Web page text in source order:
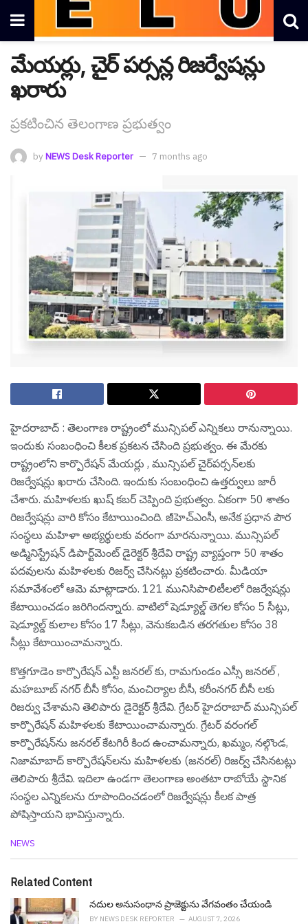
మేయ‌ర్లు, చైర్ ప‌ర్స‌న్ల రిజ‌ర్వేష‌న్లు
ఖ‌రారు
ప్ర‌క‌టించిన తెలంగాణ ప్ర‌భుత్వం
by NEWS Desk Reporter 7 months ago
హైద‌రాబాద్ : తెలంగాణ రాష్ట్రంలో మున్సిప‌ల్ ఎన్నిక‌లు రానున్నాయి.
ఇందుకు సంబంధించి కీల‌క ప్ర‌క‌ట‌న చేసింది ప్ర‌భుత్వం. ఈ మేర‌కు
రాష్ట్రంలోని కార్పొరేషన్ మేయర్లు , మున్సిపల్ చైర్‌పర్సన్‌లకు
రిజర్వేషన్లు ఖరారు చేసింది. ఇందుకు సంబంధించి ఉత్త‌ర్వులు జారీ
చేశారు. మ‌హిళ‌ల‌కు ఖుష్ క‌బ‌ర్ చెప్పింది ప్ర‌భుత్వం. ఏకంగా 50 శాతం
రిజ‌ర్వేష‌న్లు వారి కోసం కేటాయించింది. జీహెచ్ఎంసీ, అనేక ప్ర‌ధాన పౌర
సంస్థ‌లు మ‌హిళా అభ్య‌ర్థుల‌కు వ‌రంగా మార‌నున్నాయి. మున్సిపల్
అడ్మినిస్ట్రేషన్ డిపార్ట్‌మెంట్ డైరెక్టర్ శ్రీదేవి రాష్ట్ర వ్యాప్తంగా 50 శాతం
పదవులను మహిళలకు రిజర్వ్ చేసినట్లు ప్రకటించారు. మీడియా
సమావేశంలో ఆమె మాట్లాడారు. 121 మునిసిపాలిటీలలో రిజర్వేషన్లు
కేటాయించడం జ‌రిగింద‌న్నారు. వాటిలో షెడ్యూల్డ్ తెగల కోసం 5 సీట్లు,
షెడ్యూల్డ్ కులాల‌ కోసం 17 సీట్లు, వెనుకబడిన తరగతుల కోసం 38
సీట్లు కేటాయించామ‌న్నారు.
కొత్తగూడెం కార్పొరేషన్ ఎస్టీ జ‌న‌ర‌ల్ కు, రామ‌గుండం ఎస్సీ జ‌న‌రల్ ,
మ‌హ‌బూబ్ న‌గ‌ర్ బీసీ కోసం, మంచిర్యాల బీసీ, క‌రీంన‌గ‌ర్ బీసీ ల‌కు
రిజ‌ర్వు చేశామ‌ని తెలిపారు డైరెక్ట‌ర్ శ్రీ‌దేవి. గ్రేటర్ హైదరాబాద్ మున్సిపల్
కార్పొరేషన్ మహిళలకు కేటాయించామ‌న్నారు. గ్రేటర్ వరంగల్
కార్పొరేషన్‌ను జనరల్ కేటగిరీ కింద ఉంచామ‌న్నారు, ఖమ్మం, నల్గొండ,
నిజామాబాద్ కార్పొరేషన్‌లను మహిళలకు (జనరల్) రిజర్వ్ చేసిన‌ట‌ట్లు
తెలిపారు శ్రీ‌దేవి. ఇదిలా ఉండ‌గా తెలంగాణ అంతటా రాబోయే స్థానిక
సంస్థల ఎన్నికలను రూపొందించడంలో రిజర్వేషన్లు కీలక పాత్ర
పోషిస్తాయని భావిస్తున్నారు.
C
e
o
r
NEWS
Related Content
నదుల అనుసంధాన ప్రాజెక్టును వేగ‌వంతం చేయండి
BY NEWS DESK REPORTER AUGUST 7, 2026